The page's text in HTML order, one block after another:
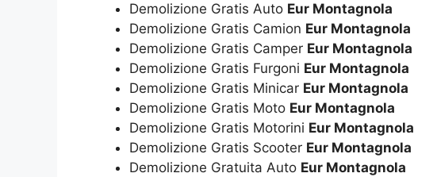
Demolizione Gratis Auto Eur Montagnola
Demolizione Gratis Camion Eur Montagnola
Demolizione Gratis Camper Eur Montagnola
Demolizione Gratis Furgoni Eur Montagnola
Demolizione Gratis Minicar Eur Montagnola
Demolizione Gratis Moto Eur Montagnola
Demolizione Gratis Motorini Eur Montagnola
Demolizione Gratis Scooter Eur Montagnola
Demolizione Gratuita Auto Eur Montagnola